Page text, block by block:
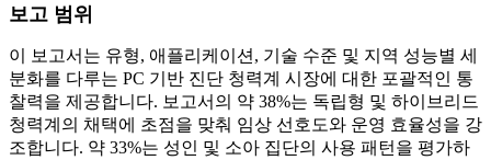
보고 범위
이 보고서는 유형, 애플리케이션, 기술 수준 및 지역 성능별 세
분화를 다루는 PC 기반 진단 청력계 시장에 대한 포괄적인 통
찰력을 제공합니다. 보고서의 약 38%는 독립형 및 하이브리드
청력계의 채택에 초점을 맞춰 임상 선호도와 운영 효율성을 강
조합니다. 약 33%는 성인 및 소아 집단의 사용 패턴을 평가하